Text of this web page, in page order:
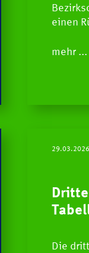
einen
mehr ...
29.03.2026
Die